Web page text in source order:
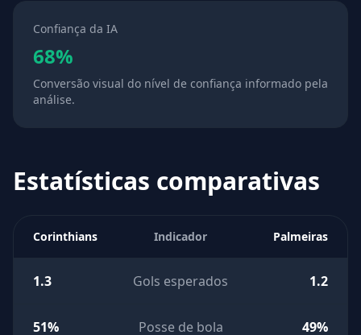
Confiança da IA
68%
Conversão visual do nível de confiança informado pela
análise.
Estatísticas comparativas
Corinthians Indicador Palmeiras
1.3 Gols esperados 1.2
51% Posse de bola 49%